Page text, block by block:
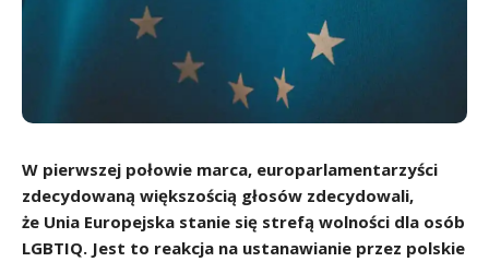
W pierwszej połowie marca, europarlamentarzyści
zdecydowaną większością głosów zdecydowali,
że Unia Europejska stanie się strefą wolności dla osób
LGBTIQ. Jest to reakcja na ustanawianie przez polskie